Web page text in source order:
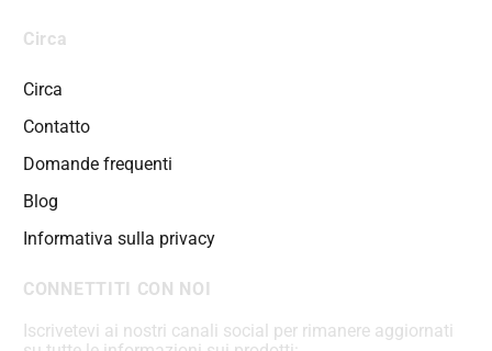
Circa
Circa
Contatto
Domande frequenti
Blog
Informativa sulla privacy
CONNETTITI CON NOI
Iscrivetevi ai nostri canali social per rimanere aggiornati